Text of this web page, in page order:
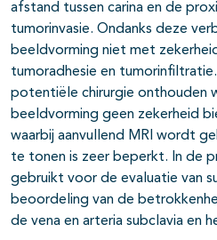
afstand tussen carina en de
tumorinvasie. Ondanks deze
beeldvorming niet met
tumoradhesie en
potentiële chirurgie onthouden
beeldvorming geen zekerheid
waarbij aanvullend MRI wordt
te tonen is zeer beperkt. In de
gebruikt voor de evaluatie van
beoordeling van de
de vena en arteria subclavia en